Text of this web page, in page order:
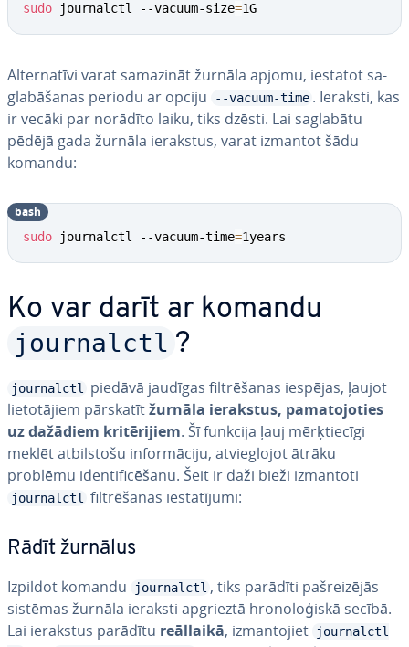
sudo journalctl --vacuum-size=1G
Al­ter­na­tī­vi varat samazināt žurnāla apjomu, iestatot sa­
gla­bā­ša­nas periodu ar opciju
--vacuum-time . Ieraksti, kas
ir vecāki par norādīto laiku, tiks dzēsti. Lai saglabātu
pēdējā gada žurnāla ierakstus, varat izmantot šādu
komandu:
sudo journalctl --vacuum-time=1years
bash
Ko var darīt ar komandu
journalctl ?
journalctl
piedāvā jaudīgas fil­trē­ša­nas iespējas, ļaujot
lie­to­tā­jiem pārskatītžurnāla ierakstus, pa­ma­to­jo­ties
uz dažādiem kri­tē­ri­jiem. Šī funkcija ļauj mēr­ķtie­cī­gi
meklēt at­bil­sto­šu in­for­mā­ci­ju, at­vieg­lo­jot ātrāku
problēmu iden­ti­fi­cē­ša­nu. Šeit ir daži bieži izmantoti
journalctl fil­trē­ša­nas ie­sta­tī­ju­mi:
Rādīt žurnālus
Izpildot komandu journalctl , tiks parādīti pa­šrei­zē­jās
sistēmas žurnāla ieraksti apgrieztā hro­no­lo­ģis­kā secībā.
Lai ierakstus parādītu reāllaikā, iz­man­to­jiet
journalctl